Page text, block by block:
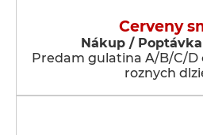
Cerveny
Nákup /
Predam gulatina A/B/C/D
roznych